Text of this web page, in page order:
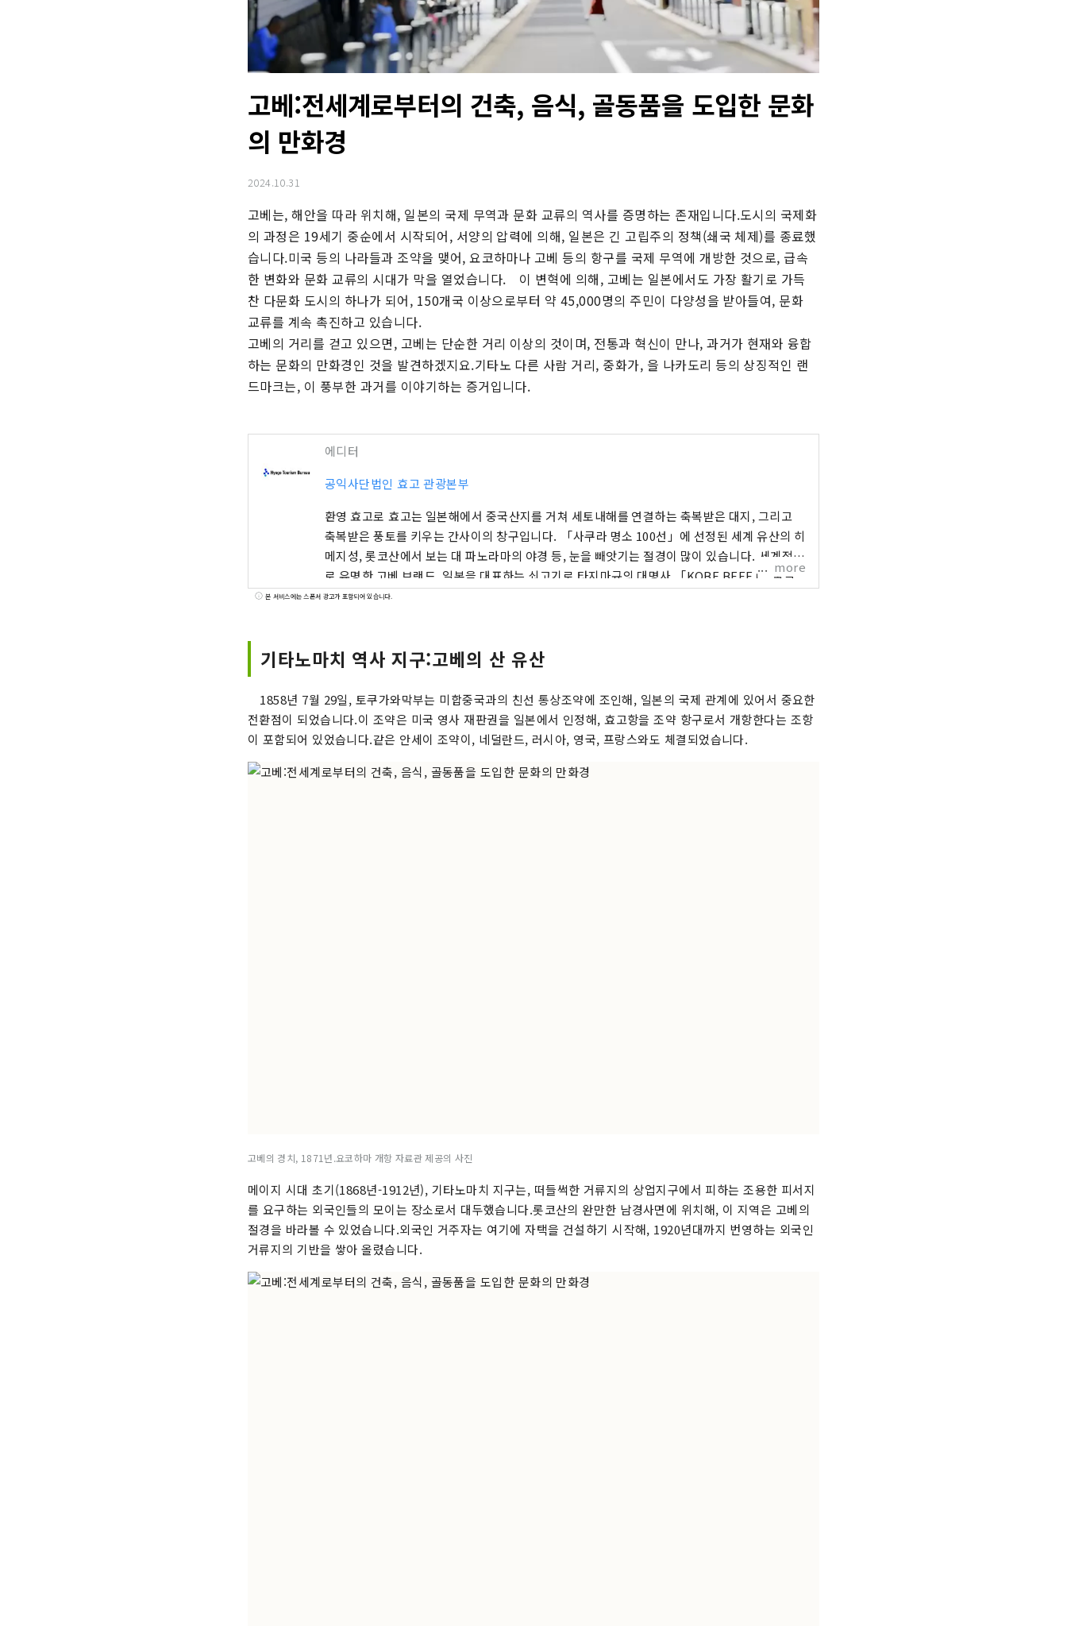
고베:전세계로부터의 건축, 음식, 골동품을 도입한 문화
의 만화경
2024.10.31
고베는, 해안을 따라 위치해, 일본의 국제 무역과 문화 교류의 역사를 증명하는 존재입니다.도시의 국제화
의 과정은 19세기 중순에서 시작되어, 서양의 압력에 의해, 일본은 긴 고립주의 정책(쇄국 체제)를 종료했
습니다.미국 등의 나라들과 조약을 맺어, 요코하마나 고베 등의 항구를 국제 무역에 개방한 것으로, 급속
한 변화와 문화 교류의 시대가 막을 열었습니다.　이 변혁에 의해, 고베는 일본에서도 가장 활기로 가득
찬 다문화 도시의 하나가 되어, 150개국 이상으로부터 약 45,000명의 주민이 다양성을 받아들여, 문화
교류를 계속 촉진하고 있습니다.
고베의 거리를 걷고 있으면, 고베는 단순한 거리 이상의 것이며, 전통과 혁신이 만나, 과거가 현재와 융합
하는 문화의 만화경인 것을 발견하겠지요.기타노 다른 사람 거리, 중화가, 을 나카도리 등의 상징적인 랜
드마크는, 이 풍부한 과거를 이야기하는 증거입니다.
에디터
공익사단법인 효고 관광본부
환영 효고로 효고는 일본해에서 중국산지를 거쳐 세토내해를 연결하는 축복받은 대지, 그리고
축복받은 풍토를 키우는 간사이의 창구입니다. 「사쿠라 명소 100선」에 선정된 세계 유산의 히
메지성, 롯코산에서 보는 대 파노라마의 야경 등, 눈을 빼앗기는 절경이 많이 있습니다. 세계적으
로 유명한 고베 브랜드, 일본을 대표하는 쇠고기로 타지마규의 대명사 「KOBE BEEF」, 술쌀
「효고 야마다 금」은 혀가 놀라운 일품입니다. 명탕, 아리마 온천이나 많은 문학 작품에도 등장
등, 마음에 남는 소리를 만날 수 있습니다. 현내의 허브원이나 식물원에서는 사계절을 통해서, 허
의 오감을 자극하는 새로운 여행을, 효고현에서 즐겨 주세요.
more
본 서비스에는 스폰서 광고가 포함되어 있습니다.
기타노마치 역사 지구:고베의 산 유산
1858년 7월 29일, 토쿠가와막부는 미합중국과의 친선 통상조약에 조인해, 일본의 국제 관계에 있어서 중요한
전환점이 되었습니다.이 조약은 미국 영사 재판권을 일본에서 인정해, 효고항을 조약 항구로서 개항한다는 조항
이 포함되어 있었습니다.같은 안세이 조약이, 네덜란드, 러시아, 영국, 프랑스와도 체결되었습니다.
고베의 경치, 1871년.요코하마 개항 자료관 제공의 사진
메이지 시대 초기(1868년-1912년), 기타노마치 지구는, 떠들썩한 거류지의 상업지구에서 피하는 조용한 피서지
를 요구하는 외국인들의 모이는 장소로서 대두했습니다.롯코산의 완만한 남경사면에 위치해, 이 지역은 고베의
절경을 바라볼 수 있었습니다.외국인 거주자는 여기에 자택을 건설하기 시작해, 1920년대까지 번영하는 외국인
거류지의 기반을 쌓아 올렸습니다.